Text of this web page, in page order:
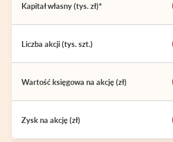
Kapitał własny (tys. zł)*
Liczba akcji (tys. szt.)
Wartość księgowa na akcję (zł)
Zysk na akcję (zł)